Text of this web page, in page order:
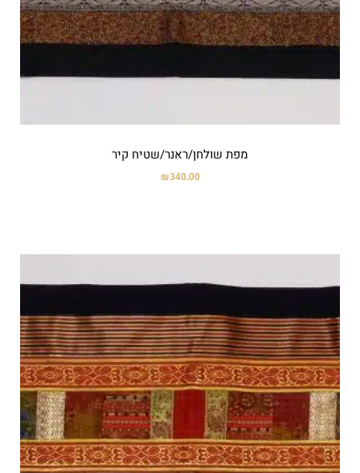
מפת שולחן/ראנר/שטיח קיר
₪340.00